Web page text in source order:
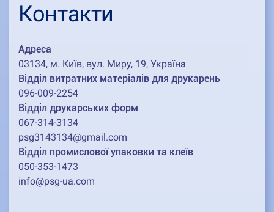
Контакти
Адреса
03134, м. Київ, вул. Миру, 19, Україна
Відділ витратних матеріалів для друкарень
096-009-2254
Відділ друкарських форм
067-314-3134
psg3143134@gmail.com
Відділ промислової упаковки та клеїв
050-353-1473
info@psg-ua.com